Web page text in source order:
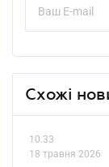
Схожі
10.33
18 травня 2026